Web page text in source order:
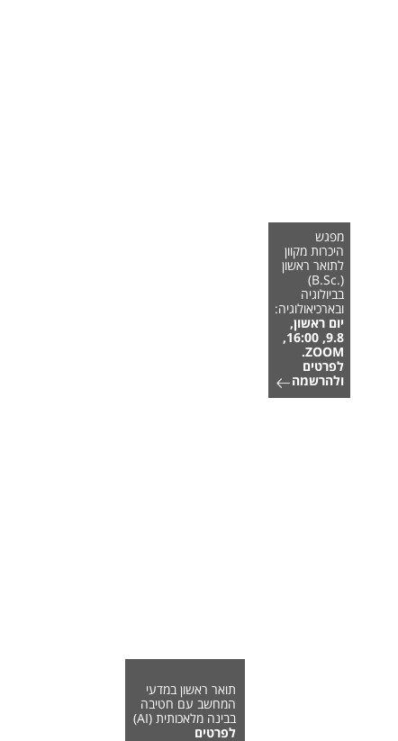
מפגש
היכרות מקוון
לתואר ראשון
(.B.Sc)
בביולוגיה
ובארכיאולוגיה:
יום ראשון,
9.8, 16:00,
ZOOM.
לפרטים
ולהרשמה
תואר ראשון במדעי
המחשב עם חטיבה
בבינה מלאכותית (AI)
לפרטים